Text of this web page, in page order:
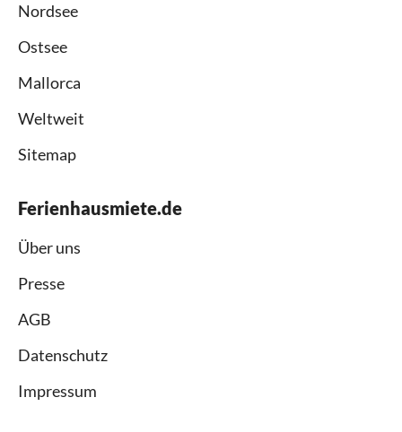
Nordsee
Ostsee
Mallorca
Weltweit
Sitemap
Ferienhausmiete.de
Über uns
Presse
AGB
Datenschutz
Impressum